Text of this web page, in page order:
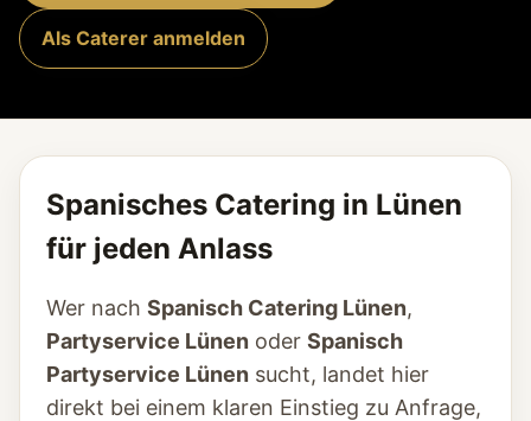
Als Caterer anmelden
Spanisches Catering in Lünen
für jeden Anlass
Wer nach Spanisch Catering Lünen,
Partyservice Lünen oder Spanisch
Partyservice Lünen sucht, landet hier
direkt bei einem klaren Einstieg zu Anfrage,